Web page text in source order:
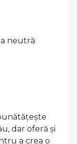
neutră
dar oferă și
a crea o